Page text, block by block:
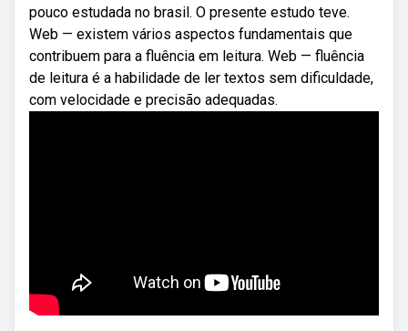
pouco estudada no brasil. O presente estudo teve.
Web — existem vários aspectos fundamentais que
contribuem para a fluência em leitura. Web — fluência
de leitura é a habilidade de ler textos sem dificuldade,
com velocidade e precisão adequadas.